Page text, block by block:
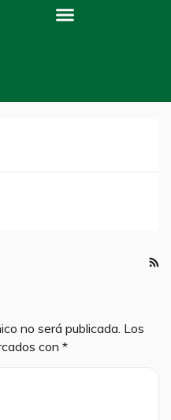
no será publicada. Los
con *